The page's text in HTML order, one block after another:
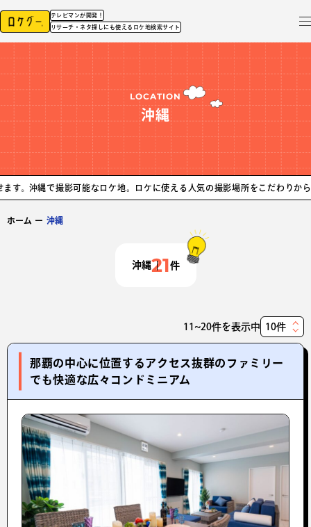
テレビマンが開発！
リサーチ・ネタ探しにも使えるロケ地検索サイト
LOCATION
沖縄
撮影可能なロケ地。ロケに使える人気の撮影場所をこだわりから探せます。
ホーム ー 沖縄
沖縄21件
11~20件を表示中
表
件
那覇の中心に位置するアクセス抜群のファミリー
でも快適な広々コンドミニアム